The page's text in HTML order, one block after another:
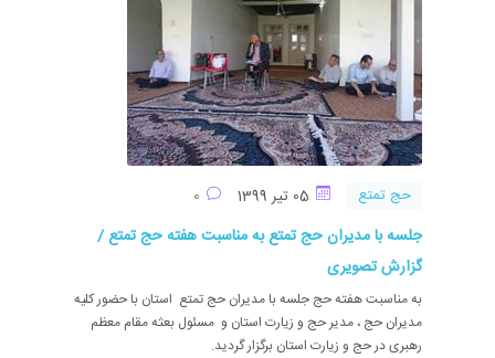
حج تمتع
جلسه با مدیران حج تمتع به مناسبت هفته حج تمتع /
گزارش تصویری
به مناسبت هفته حج جلسه با مدیران حج تمتع استان با حضور کلیه
مدیران حج ، مدیر حج و زیارت استان و مسئول بعثه مقام معظم
رهبری در حج و زیارت استان برگزار گردید.